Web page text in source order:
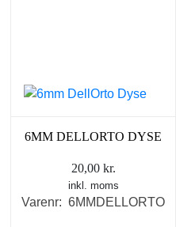
varesiden
6MM DELLORTO DYSE
20,00 kr.
inkl. moms
Varenr: 6MMDELLORTO